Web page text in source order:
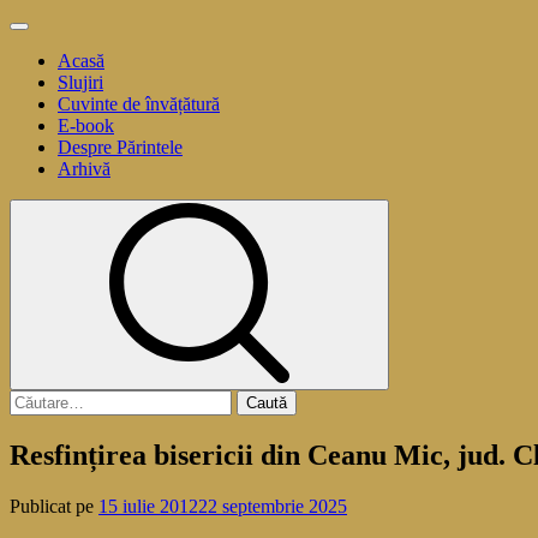
Sari
conținut
Meniu
principalAcasă
Slujiri
Cuvinte de învățătură
E-book
Despre Părintele
Arhivă
Caută
după:
Resfințirea bisericii din Ceanu Mic, jud.
Publicat pe 15 iulie 201222 septembrie 2025